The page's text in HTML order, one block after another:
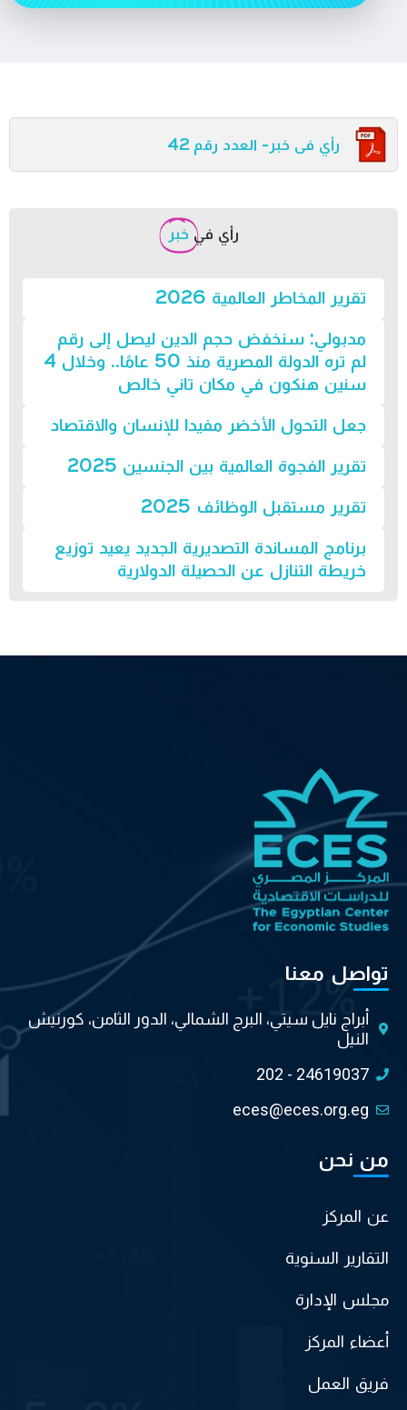
رأي فى خبر- العدد رقم 42
رأي في خبر
تقرير المخاطر العالمية 2026
مدبولي: سنخفض حجم الدين ليصل إلى رقم
لم تره الدولة المصرية منذ 50 عامًا.. وخلال 4
سنين هنكون في مكان تاني خالص
جعل التحول الأخضر مفيدا للإنسان والاقتصاد
تقرير الفجوة العالمية بين الجنسين 2025
تقرير مستقبل الوظائف 2025
برنامج المساندة التصديرية الجديد يعيد توزيع
خريطة التنازل عن الحصيلة الدولارية
تواصل معنا
أبراج نايل سيتي، البرج الشمالي، الدور الثامن، كورنيش
النيل
202 - 24619037
eces@eces.org.eg
من نحن
عن المركز
التقارير السنوية
مجلس الإدارة
أعضاء المركز
فريق العمل